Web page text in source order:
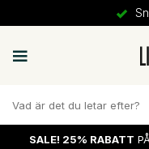
SALE! 25% RABATT